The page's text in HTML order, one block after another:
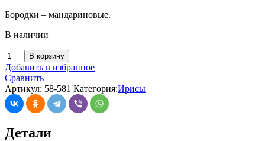
Бородки – мандариновые.
В наличии
В корзину
Добавить в избранное
Сравнить
Артикул: 58-581 Категория:Ирисы
Детали